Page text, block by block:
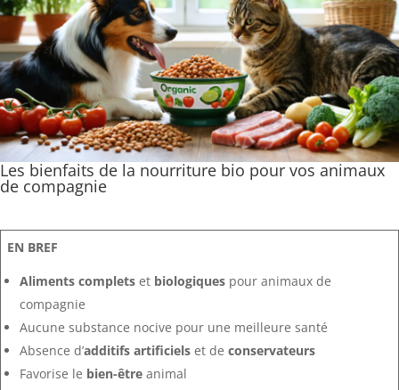
Les bienfaits de la nourriture bio pour vos animaux
de compagnie
EN BREF
Aliments complets et biologiques pour animaux de
compagnie
Aucune substance nocive pour une meilleure santé
Absence d’additifs artificiels et de conservateurs
Favorise le bien-être animal